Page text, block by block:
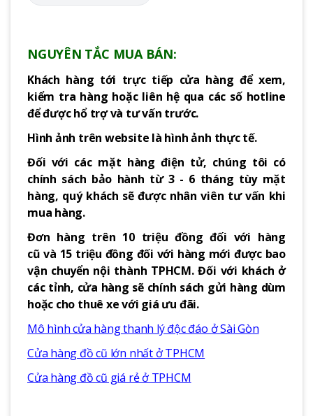
NGUYÊN TẮC MUA BÁN:
Khách hàng tới trực tiếp cửa hàng để xem,
kiểm tra hàng hoặc liên hệ qua các số hotline
để được hổ trợ và tư vấn trước.
Hình ảnh trên website là hình ảnh thực tế.
Đối với các mặt hàng điện tử, chúng tôi có
chính sách bảo hành từ 3 - 6 tháng tùy mặt
hàng, quý khách sẽ được nhân viên tư vấn khi
mua hàng.
Đơn hàng trên 10 triệu đồng đối với hàng
cũ và 15 triệu đồng đối với hàng mới được bao
vận chuyển nội thành TPHCM. Đối với khách ở
các tỉnh, cửa hàng sẽ chính sách gửi hàng dùm
hoặc cho thuê xe với giá ưu đãi.
Mô hình cửa hàng thanh lý độc đáo ở Sài Gòn
Cửa hàng đồ cũ lớn nhất ở TPHCM
Cửa hàng đồ cũ giá rẻ ở TPHCM